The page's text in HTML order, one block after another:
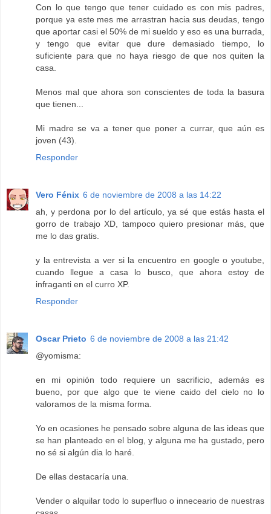
Con lo que tengo que tener cuidado es con mis padres,
porque ya este mes me arrastran hacia sus deudas, tengo
que aportar casi el 50% de mi sueldo y eso es una burrada,
y tengo que evitar que dure demasiado tiempo, lo
suficiente para que no haya riesgo de que nos quiten la
casa.
Menos mal que ahora son conscientes de toda la basura
que tienen...
Mi madre se va a tener que poner a currar, que aún es
joven (43).
Responder
Vero Fénix 6 de noviembre de 2008 a las 14:22
ah, y perdona por lo del artículo, ya sé que estás hasta el
gorro de trabajo XD, tampoco quiero presionar más, que
me lo das gratis.
y la entrevista a ver si la encuentro en google o youtube,
cuando llegue a casa lo busco, que ahora estoy de
infraganti en el curro XP.
Responder
Oscar Prieto 6 de noviembre de 2008 a las 21:42
@yomisma:
en mi opinión todo requiere un sacrificio, además es
bueno, por que algo que te viene caido del cielo no lo
valoramos de la misma forma.
Yo en ocasiones he pensado sobre alguna de las ideas que
se han planteado en el blog, y alguna me ha gustado, pero
no sé si algún dia lo haré.
De ellas destacaría una.
Vender o alquilar todo lo superfluo o inneceario de nuestras